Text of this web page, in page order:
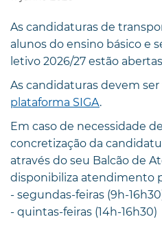
As candidaturas de
alunos do ensino básico e
letivo 2026/27 estão
As candidaturas devem ser
plataforma SIGA.
Em caso de necessidade
concretização da
através do seu Balcão de
disponibiliza atendimento
- segundas-feiras (9h-
- quintas-feiras (14h-16h30)